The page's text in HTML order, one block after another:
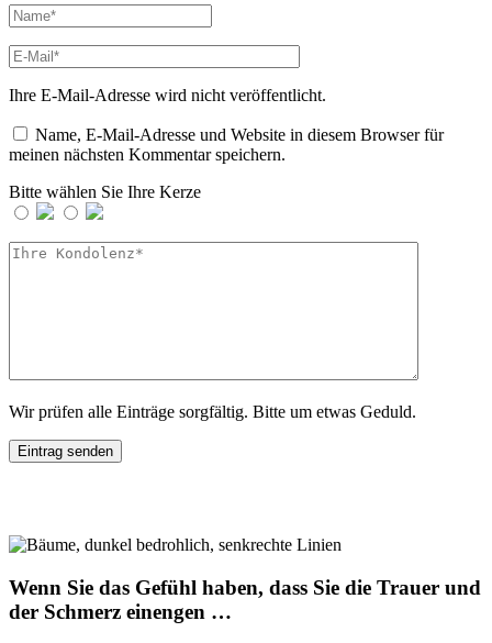
Ihre E-Mail-Adresse wird nicht veröffentlicht.
Name, E-Mail-Adresse und Website in diesem Browser für
meinen nächsten Kommentar speichern.
Bitte wählen Sie Ihre Kerze
Wir prüfen alle Einträge sorgfältig. Bitte um etwas Geduld.
Wenn Sie das Gefühl haben, dass Sie die Trauer und
der Schmerz einengen …